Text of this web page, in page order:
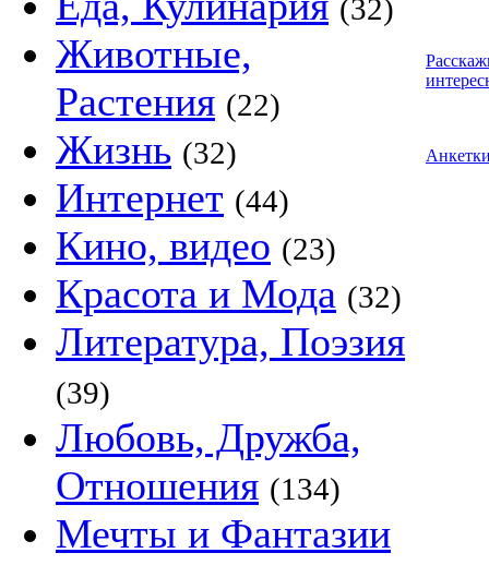
(32)
Животные,
Растения (22)
Жизнь (32)
Интернет (44)
Кино, видео (23)
Красота и Мода (32)
Литература, Поэзия
(39)
Любовь, Дружба,
Отношения (134)
Мечты и Фантазии